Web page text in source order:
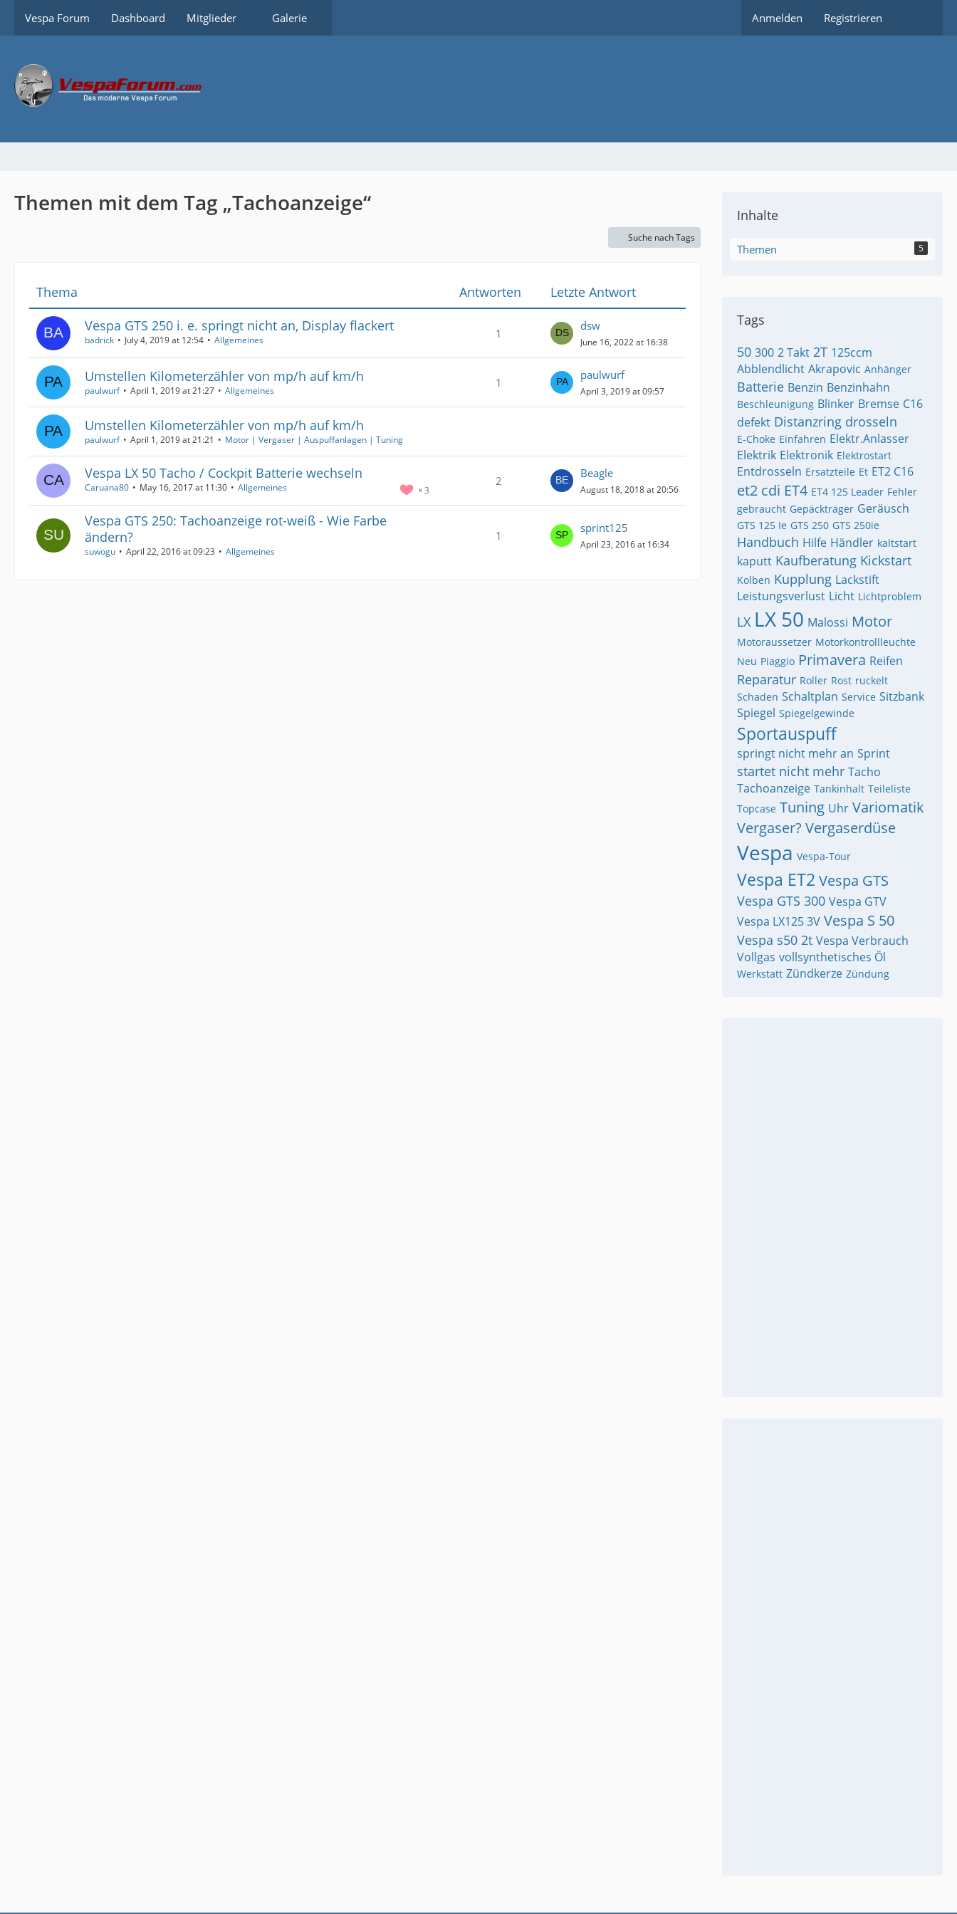
Vespa Forum Dashboard Mitglieder Galerie Anmelden Registrieren
Themen mit dem Tag „Tachoanzeige“
Suche nach Tags
Thema Antworten
Letzte Antwort
Vespa GTS 250 i. e. springt nicht an, Display flackert
badrick July 4, 2019 at 12:54 Allgemeines 1
dsw
June 16, 2022 at 16:38
Umstellen Kilometerzähler von mp/h auf km/h
paulwurf April 1, 2019 at 21:27 Allgemeines
1
paulwurf
April 3, 2019 at 09:57
Umstellen Kilometerzähler von mp/h auf km/h
paulwurf April 1, 2019 at 21:21 Motor | Vergaser | Auspuffanlagen | Tuning
Vespa LX 50 Tacho / Cockpit Batterie wechseln
3
Caruana80 May 16, 2017 at 11:30 Allgemeines 2
Beagle
August 18, 2018 at 20:56
Vespa GTS 250: Tachoanzeige rot-weiß - Wie Farbe
ändern?
suwogu April 22, 2016 at 09:23 Allgemeines
1
sprint125
April 23, 2016 at 16:34
Inhalte
Themen 5
Tags
50 300 2 Takt 2T 125ccm
Abblendlicht Akrapovic Anhänger
Batterie Benzin Benzinhahn
Beschleunigung Blinker Bremse C16
defekt Distanzring drosseln
E-Choke Einfahren Elektr.Anlasser
Elektrik Elektronik Elektrostart
Entdrosseln Ersatzteile Et ET2 C16
et2 cdi ET4 ET4 125 Leader Fehler
gebraucht Gepäckträger Geräusch
GTS 125 Ie GTS 250 GTS 250ie
Handbuch Hilfe Händler kaltstart
kaputt Kaufberatung Kickstart
Kolben Kupplung Lackstift
Leistungsverlust Licht Lichtproblem
LX LX 50 Malossi Motor
Motoraussetzer Motorkontrollleuchte
Neu Piaggio Primavera Reifen
Reparatur Roller Rost ruckelt
Schaden Schaltplan Service Sitzbank
Spiegel Spiegelgewinde
Sportauspuff
springt nicht mehr an Sprint
startet nicht mehr Tacho
Tachoanzeige Tankinhalt Teileliste
Topcase Tuning Uhr Variomatik
Vergaser? Vergaserdüse
Vespa Vespa-Tour
Vespa ET2 Vespa GTS
Vespa GTS 300 Vespa GTV
Vespa LX125 3V Vespa S 50
Vespa s50 2t Vespa Verbrauch
Vollgas vollsynthetisches Öl
Werkstatt Zündkerze Zündung